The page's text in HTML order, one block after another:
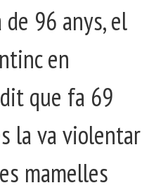
96 anys, el
en
dit que fa 69
la va violentar
mamelles